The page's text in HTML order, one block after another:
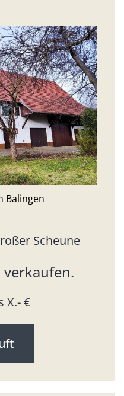
Balingen
Scheune
verkaufen.
X.- €